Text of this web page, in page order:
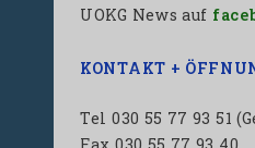
UOKG News auf
KONTAKT +
Tel 030 55 77 93 51